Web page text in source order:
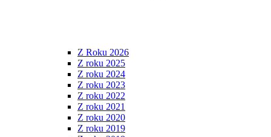
Z Roku 2026
Z roku 2025
Z roku 2024
Z roku 2023
Z roku 2022
Z roku 2021
Z roku 2020
Z roku 2019